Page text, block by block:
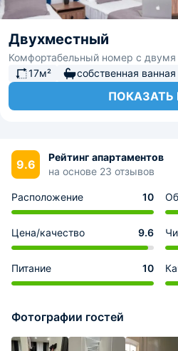
Двухместный
Комфортабельный номер с
17м²
собственная
ПОКАЗАТЬ
9.6
Рейтинг апартаментов
на основе 23 отзывов
Расположение 10
Цена/качество 9.6
Питание 10
Фотографии гостей